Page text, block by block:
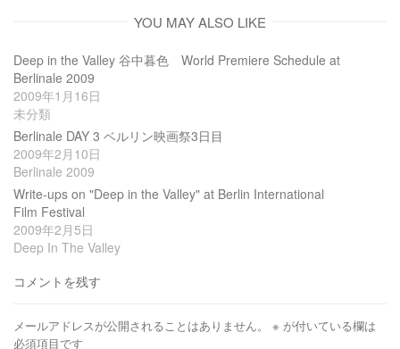
YOU MAY ALSO LIKE
Deep in the Valley 谷中暮色 World Premiere Schedule at
Berlinale 2009
2009年1月16日
未分類
Berlinale DAY 3 ベルリン映画祭3日目
2009年2月10日
Berlinale 2009
Write-ups on "Deep in the Valley" at Berlin International
Film Festival
2009年2月5日
Deep In The Valley
コメントを残す
メールアドレスが公開されることはありません。 ※ が付いている欄は
必須項目です